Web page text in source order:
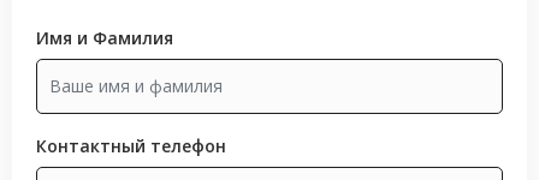
Имя и Фамилия
Контактный телефон